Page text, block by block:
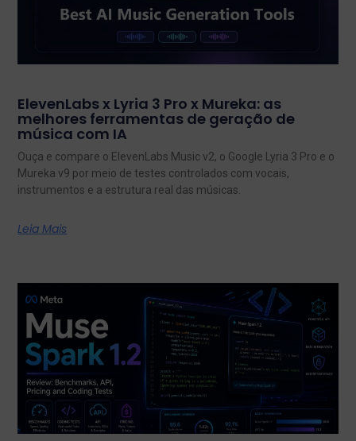
ElevenLabs x Lyria 3 Pro x Mureka: as
melhores ferramentas de geração de
música com IA
Ouça e compare o ElevenLabs Music v2, o Google Lyria 3 Pro e o
Mureka v9 por meio de testes controlados com vocais,
instrumentos e a estrutura real das músicas.
Leia Mais